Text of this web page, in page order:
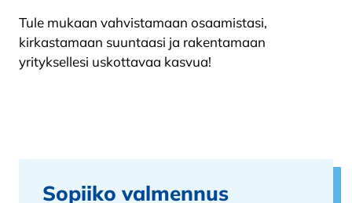
Tule mukaan vahvistamaan osaamistasi,
kirkastamaan suuntaasi ja rakentamaan
yrityksellesi uskottavaa kasvua!
Sopiiko valmennus